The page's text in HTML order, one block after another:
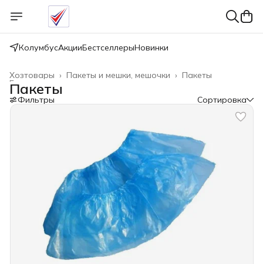
КолумбусАкцииБестселлерыНовинки
Пакеты
Пакеты и мешки, мешочки ›
Хозтовары ›
Главная
Пакеты
Фильтры Сортировка